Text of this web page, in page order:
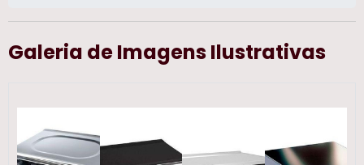
Galeria de Imagens Ilustrativas